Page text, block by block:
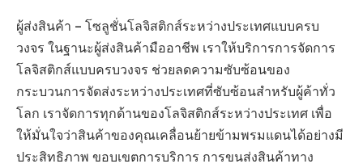
ผู้ส่งสินค้า – โซลูชั่นโลจิสติกส์ระหว่างประเทศแบบครบ
วงจร ในฐานะผู้ส่งสินค้ามืออาชีพ เราให้บริการการจัดการ
โลจิสติกส์แบบครบวงจร ช่วยลดความซับซ้อนของ
กระบวนการจัดส่งระหว่างประเทศที่ซับซ้อนสำหรับผู้ค้าทั่ว
โลก เราจัดการทุกด้านของโลจิสติกส์ระหว่างประเทศ เพื่อ
ให้มั่นใจว่าสินค้าของคุณเคลื่อนย้ายข้ามพรมแดนได้อย่างมี
ประสิทธิภาพ ขอบเขตการบริการ การขนส่งสินค้าทาง